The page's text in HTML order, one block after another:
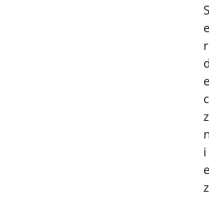
S
e
r
e
c
z
i
e
z